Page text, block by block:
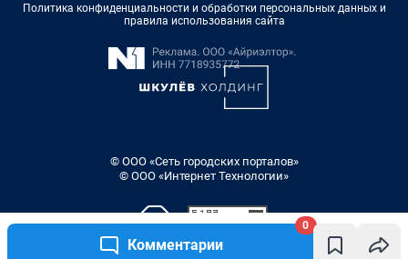
Комментарии
0
Политика конфиденциальности и обработки персональных данных и
правила использования сайта
© ООО «Сеть городских порталов»
© ООО «Интернет Технологии»